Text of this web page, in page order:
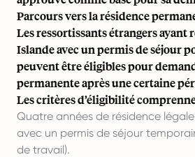
Parcours vers la résidence
Les ressortissants étrangers ayant
Islande avec un permis de séjour
peuvent être éligibles pour
permanente après une certaine
Les critères d’éligibilité
Quatre années de résidence
avec un permis de séjour
de travail).